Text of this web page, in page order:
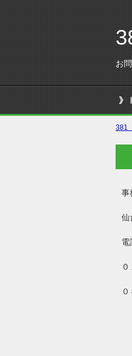
お
381
事
仙
電